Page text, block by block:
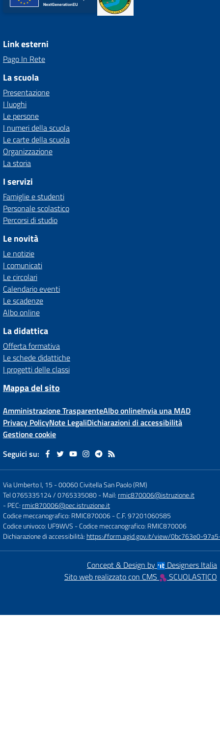
Link esterni
Pago In Rete
La scuola
Presentazione
I luoghi
Le persone
I numeri della scuola
Le carte della scuola
Organizzazione
La storia
I servizi
Famiglie e studenti
Personale scolastico
Percorsi di studio
Le novità
Le notizie
I comunicati
Le circolari
Calendario eventi
Le scadenze
Albo online
La didattica
Offerta formativa
Le schede didattiche
I progetti delle classi
Mappa del sito
Amministrazione TrasparenteAlbo onlineInvia una MAD
Privacy PolicyNote LegaliDichiarazioni di accessibilità
Gestione cookie
Seguici su:
Via Umberto I, 15 -00060 Civitella San Paolo (RM)
Tel 0765335124 / 0765335080- Mail: rmic870006@istruzione.it
- PEC: rmic870006@pec.istruzione.it
Codice meccanografico: RMIC870006- C.F. 97201060585
Codice univoco: UF9WVS - Codice meccanografico: RMIC870006
Dichiarazione di accessibilità: https://form.agid.gov.it/view/0bc763e0-
Concept & Design by
Designers Italia
Sito web realizzato con CMS
SCUOLASTICO